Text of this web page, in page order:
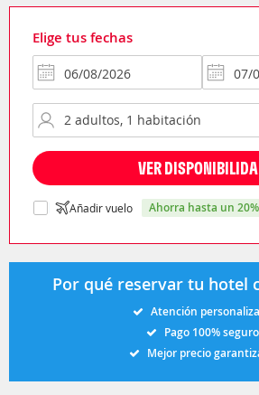
Elige tus fechas
VER
Añadir vuelo ahorra hasta un 20%
Por qué reservar tu hotel
Atención
Pago 100% seguro
Mejor precio